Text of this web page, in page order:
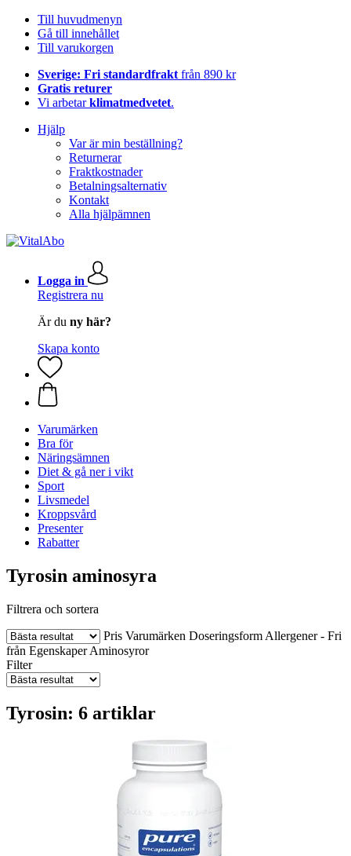
Till huvudmenyn
Gå till innehållet
Till varukorgen
Sverige: Fri standardfrakt från 890 kr
Gratis returer
Vi arbetarklimatmedvetet.
Hjälp
Var är min beställning?
Returnerar
Fraktkostnader
Betalningsalternativ
Kontakt
Alla hjälpämnen
Logga in
Registrera nu
Är du ny här?
Skapa konto
Varumärken
Bra för
Näringsämnen
Diet & gå ner i vikt
Sport
Livsmedel
Kroppsvård
Presenter
Rabatter
Tyrosin aminosyra
Filtrera och sortera
Pris Varumärken Doseringsform Allergener - Fri
från Egenskaper Aminosyror
Filter
Tyrosin: 6 artiklar